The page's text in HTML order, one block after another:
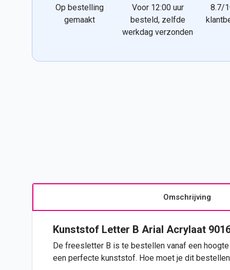
Op bestelling
gemaakt
Voor 12:00 uur
besteld, zelfde
werkdag verzonden
8.7/
Omschrijving
Kunststof Letter B Arial Acrylaat
De freesletter B is te bestellen vanaf een
een perfecte kunststof. Hoe moet je dit